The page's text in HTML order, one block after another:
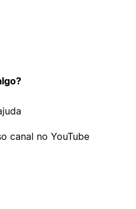
canal no YouTube